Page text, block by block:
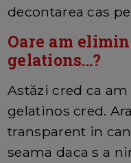
decontarea cas
Oare am
gelations...?
Astăzi cred ca
gelatinos cred.
transparent in
seama daca s a